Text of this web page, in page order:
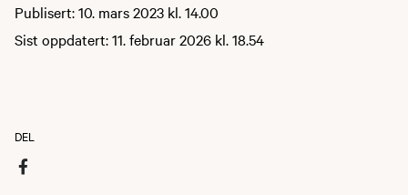
Publisert: 10. mars 2023 kl. 14.00
Sist oppdatert: 11. februar 2026 kl. 18.54
DEL